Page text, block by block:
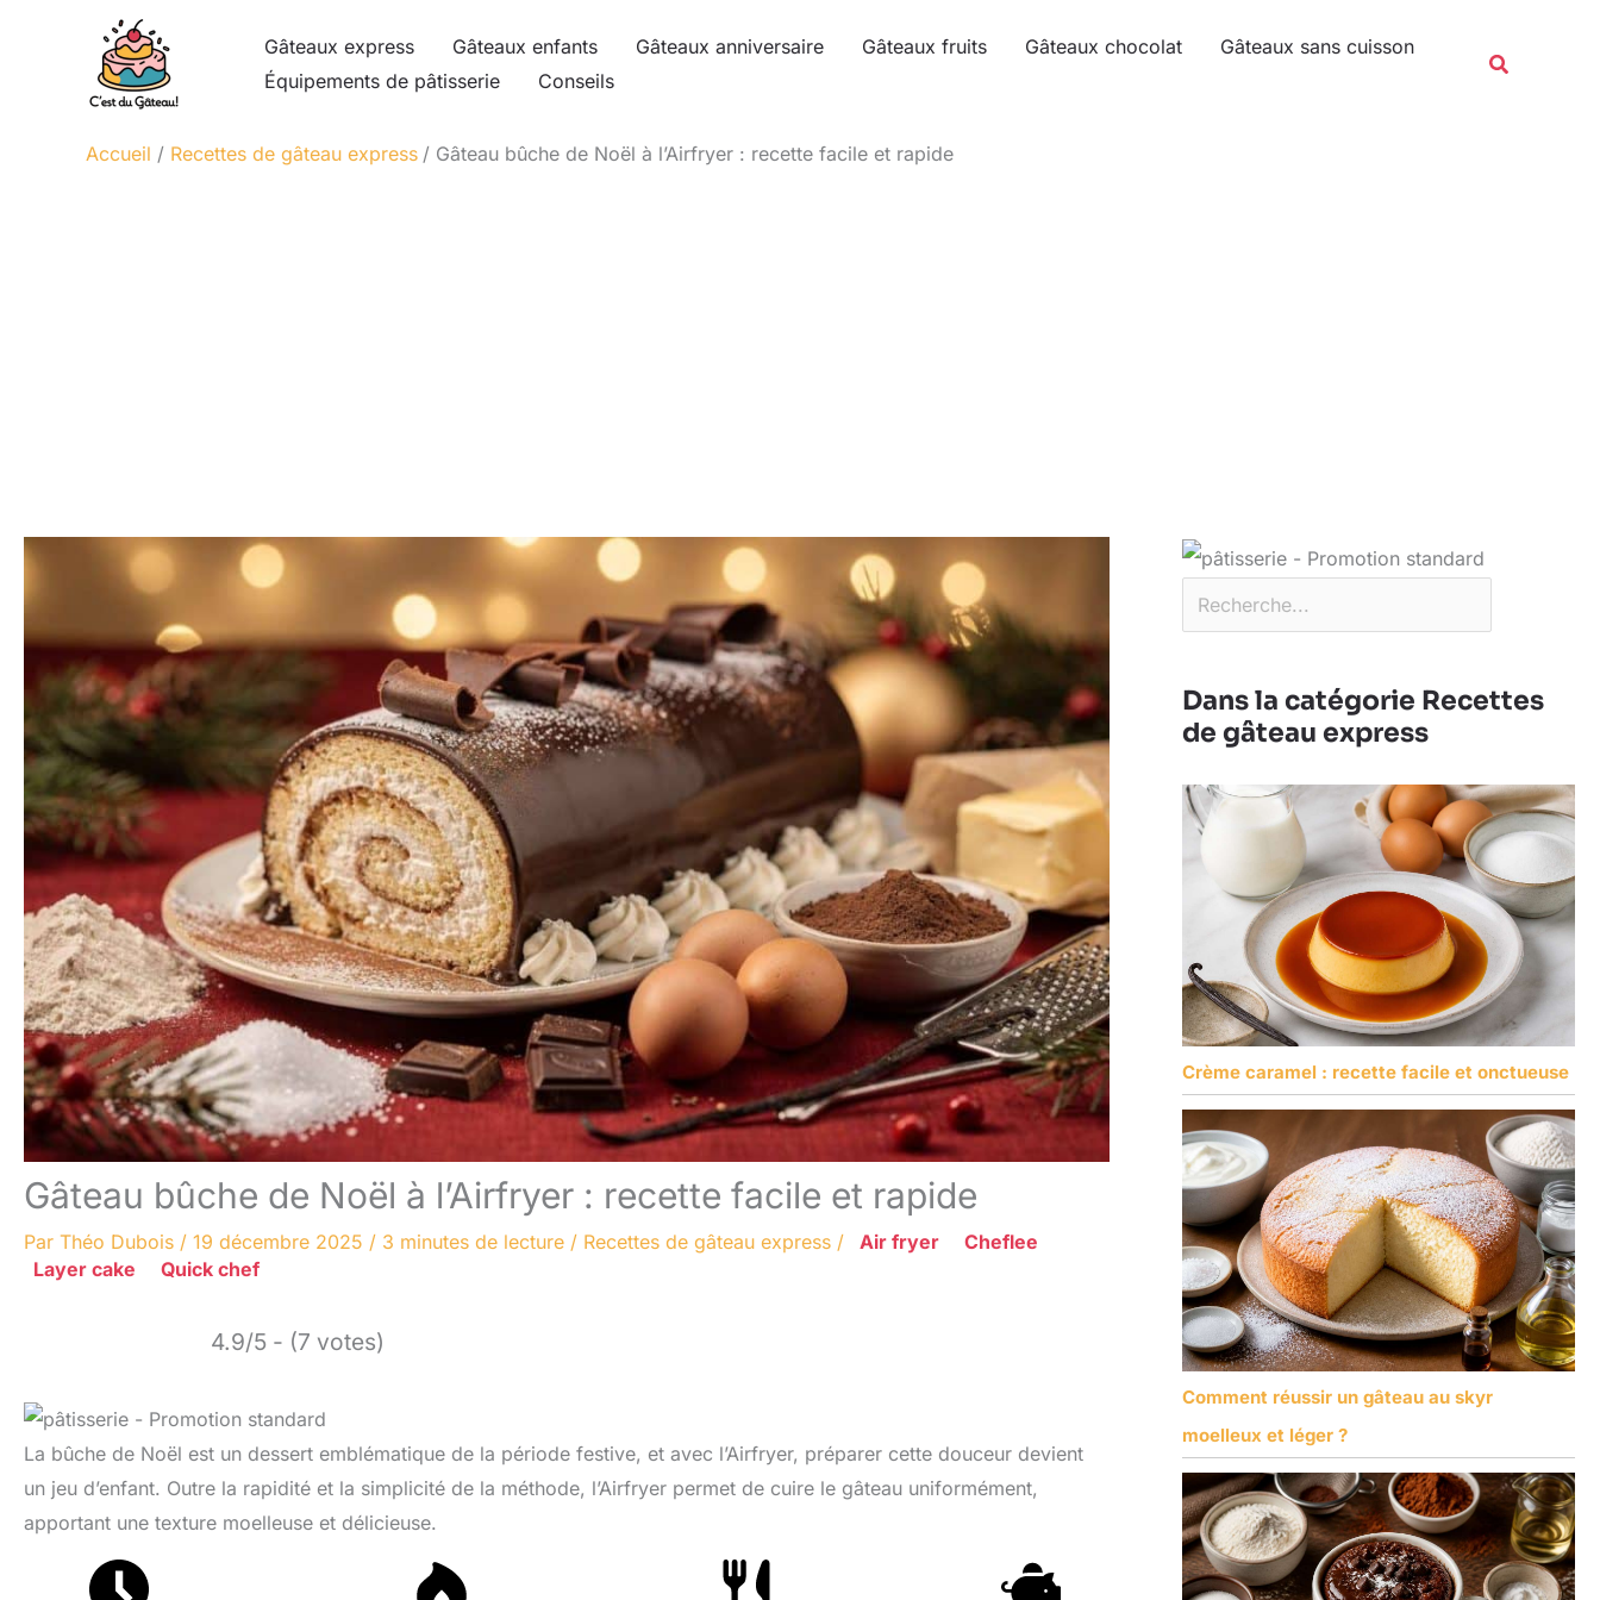
Gâteaux express Gâteaux enfants Gâteaux anniversaire Gâteaux fruits Gâteaux chocolat
Gâteaux sans cuisson
Équipements de pâtisserie
Conseils
Accueil Recettes de gâteau express Gâteau bûche de Noël à l’Airfryer : recette facile et rapide
Gâteau bûche de Noël à l’Airfryer : recette facile et rapide
Par Théo Dubois / 19 décembre 2025 / 3 minutes de lecture / Recettes de gâteau express / Air fryer
Cheflee
Layer cake
Quick chef
4.9/5 - (7 votes)
La bûche de Noël est un dessert emblématique de la période festive, et avec l’Airfryer, préparer cette douceur devient
un jeu d’enfant. Outre la rapidité et la simplicité de la méthode, l’Airfryer permet de cuire le gâteau uniformément,
apportant une texture moelleuse et délicieuse.
Dans la catégorie Recettes
de gâteau express
Crème caramel : recette facile et onctueuse
Comment réussir un gâteau au skyr
moelleux et léger ?